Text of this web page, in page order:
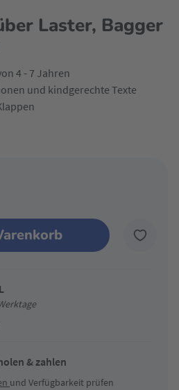
Laster, Bagger
4 - 7 Jahren
und kindgerechte Texte
& zahlen
und Verfügbarkeit prüfen